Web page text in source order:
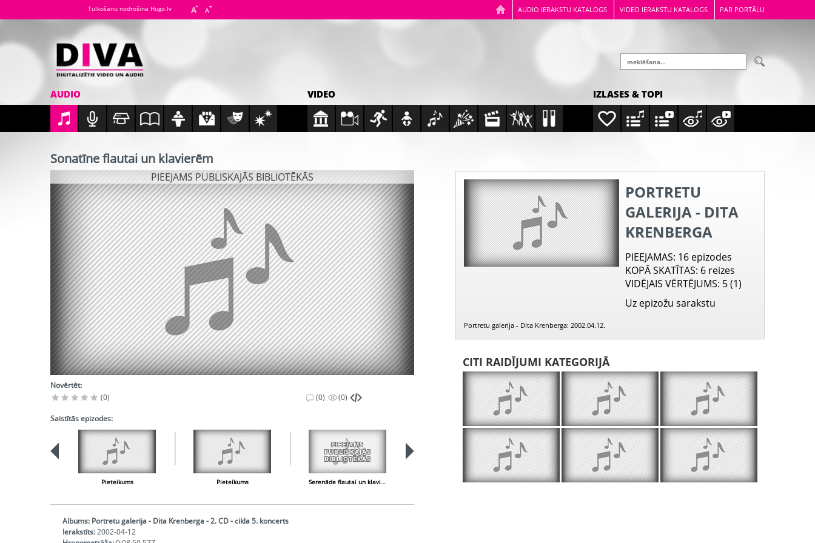
AUDIO IERAKSTU KATALOGS VIDEO IERAKSTU KATALOGS PAR PORTĀLU
Tulkošanu nodrošina Hugo.lv
AUDIO VIDEO IZLASES & TOPI
Sonatīne flautai un klavierēm
PIEEJAMS PUBLISKAJĀS BIBLIOTĒKĀS
Novērtēt:
(0)
(0) (0)
Saistītās epizodes:
Pieteikums Pieteikums
PIEEJAMS
PUBLISKAJĀS
BIBLIOTĒKĀS
Serenāde flautai un klavierēm
PIEEJAMS
PUBLISKAJĀS
BIBLIOTĒKĀS
Tamburīns - flautai un klavierēm
Albums: Portretu galerija - Dita Krenberga - 2. CD - cikla 5. koncerts
Ierakstīts:2002-04-12
PORTRETU
GALERIJA - DITA
KRENBERGA
PIEEJAMAS: 16 epizodes
KOPĀ SKATĪTAS: 6 reizes
VIDĒJAIS VĒRTĒJUMS: 5 (1)
Uz epizožu sarakstu
Portretu galerija - Dita Krenberga: 2002.04.12.
CITI RAIDĪJUMI KATEGORIJĀ